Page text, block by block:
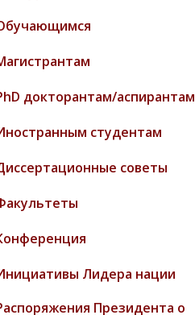
докторантам/аспирантам
студентам
советы
Лидера нации
Президента о